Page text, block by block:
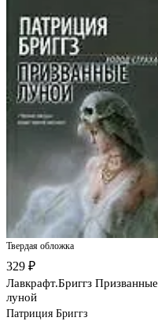
Твердая обложка
329 ₽
Лавкрафт.Бриггз Призванные
луной
Патриция Бриггз